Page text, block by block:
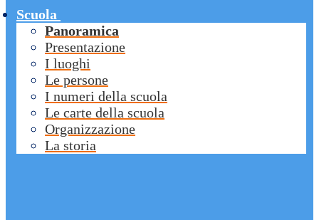
Scuola
Panoramica
Presentazione
I luoghi
Le persone
I numeri della scuola
Le carte della scuola
Organizzazione
La storia